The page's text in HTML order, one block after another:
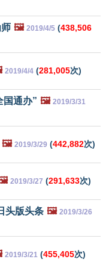
🖼️ 2019/4/5 (438,506
2019/4/4 (281,005次)
国通办” 🖼️ 2019/3/31
🖼️ 2019/3/29 (442,882次)
2019/3/27 (291,633次)
头版头条 🖼️ 2019/3/26
2019/3/21 (455,405次)